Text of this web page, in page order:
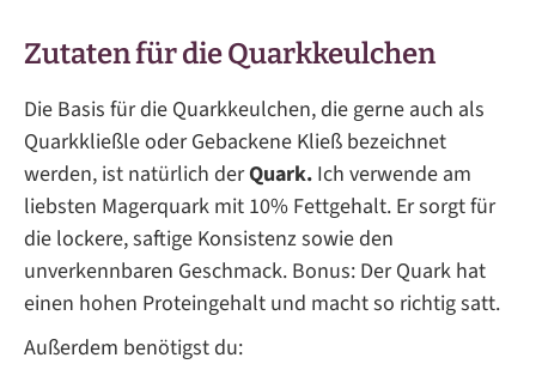
Zutaten für die Quarkkeulchen
Die Basis für die Quarkkeulchen, die gerne auch als
Quarkkließle oder Gebackene Kließ bezeichnet
werden, ist natürlich derQuark. Ich verwende am
liebsten Magerquark mit 10% Fettgehalt. Er sorgt für
die lockere, saftige Konsistenz sowie den
unverkennbaren Geschmack. Bonus: Der Quark hat
einen hohen Proteingehalt und macht so richtig satt.
Außerdem benötigst du: